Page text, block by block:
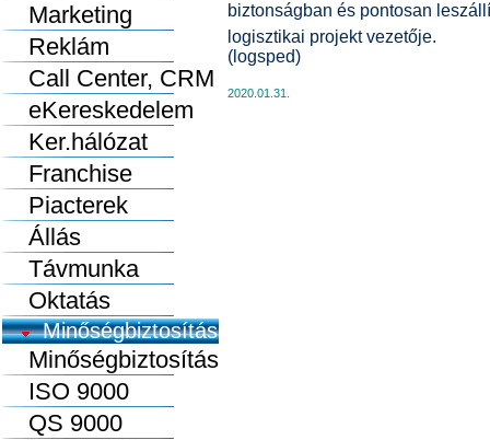
Marketing
Reklám
Call Center, CRM
eKereskedelem
Ker.hálózat
Franchise
Piacterek
Állás
Távmunka
Oktatás
Minőségbiztosítás
Minőségbiztosítás
ISO 9000
QS 9000
biztonságban és pontosan
logisztikai projekt vezetője.
(logsped)
2020.01.31.